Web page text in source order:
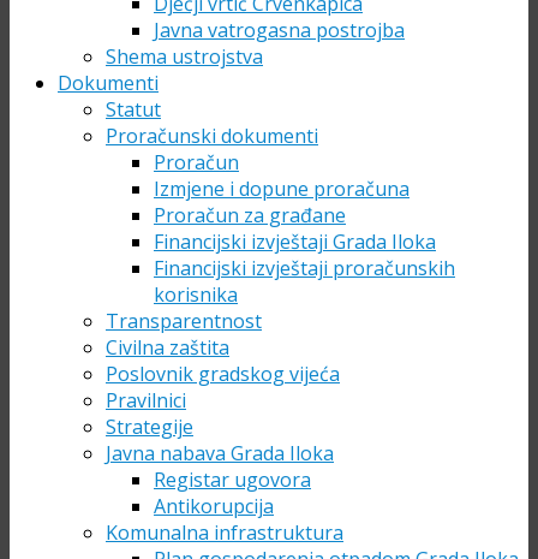
Javna vatrogasna postrojba
Shema ustrojstva
Dokumenti
Statut
Proračunski dokumenti
Proračun
Izmjene i dopune proračuna
Proračun za građane
Financijski izvještaji Grada Iloka
Financijski izvještaji proračunskih
korisnika
Transparentnost
Civilna zaštita
Poslovnik gradskog vijeća
Pravilnici
Strategije
Javna nabava Grada Iloka
Registar ugovora
Antikorupcija
Komunalna infrastruktura